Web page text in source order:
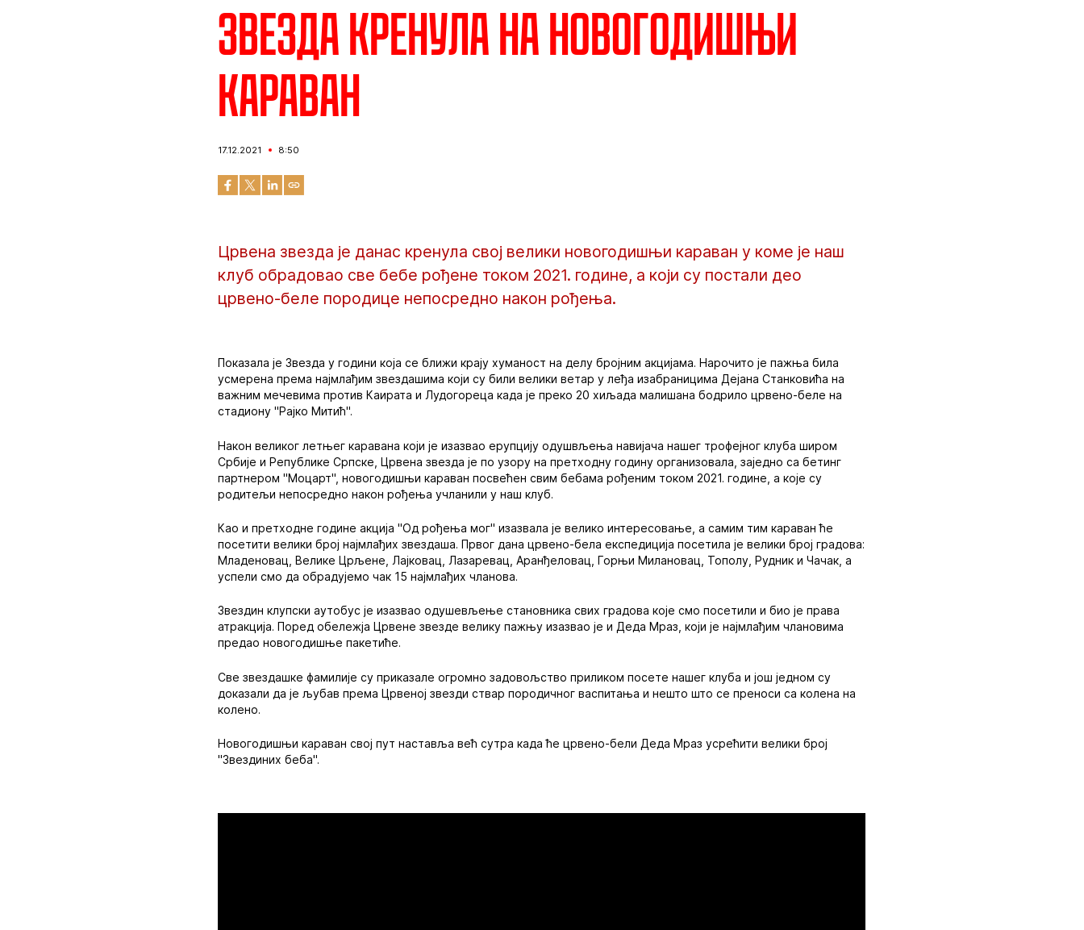
Звезда кренула на новогодишњи
караван
17.12.2021 8:50
Црвена звезда је данас кренула свој велики новогодишњи караван у коме је наш
клуб обрадовао све бебе рођене током 2021. године, а који су постали део
црвено-беле породице непосредно након рођења.
Показала је Звезда у години која се ближи крају хуманост на делу бројним акцијама. Нарочито је пажња била
усмерена према најмлађим звездашима који су били велики ветар у леђа изабраницима Дејана Станковића на
важним мечевима против Каирата и Лудогореца када је преко 20 хиљада малишана бодрило црвено-беле на
стадиону "Рајко Митић".
Након великог летњег каравана који је изазвао ерупцију одушвљења навијача нашег трофејног клуба широм
Србије и Републике Српске, Црвена звезда је по узору на претходну годину организовала, заједно са бетинг
партнером "Моцарт", новогодишњи караван посвећен свим бебама рођеним током 2021. године, а које су
родитељи непосредно након рођења учланили у наш клуб.
Као и претходне године акција "Од рођења мог" изазвала је велико интересовање, а самим тим караван ће
посетити велики број најмлађих звездаша. Првог дана црвено-бела експедиција посетила је велики број градова:
Младеновац, Велике Црљене, Лајковац, Лазаревац, Аранђеловац, Горњи Милановац, Тополу, Рудник и Чачак, а
успели смо да обрадујемо чак 15 најмлађих чланова.
Звездин клупски аутобус је изазвао одушевљење становника свих градова које смо посетили и био је права
атракција. Поред обележја Црвене звезде велику пажњу изазвао је и Деда Мраз, који је најмлађим члановима
предао новогодишње пакетиће.
Све звездашке фамилије су приказале огромно задовољство приликом посете нашег клуба и још једном су
доказали да је љубав према Црвеној звезди ствар породичног васпитања и нешто што се преноси са колена на
колено.
Новогодишњи караван свој пут наставља већ сутра када ће црвено-бели Деда Мраз усрећити велики број
"Звездиних беба".